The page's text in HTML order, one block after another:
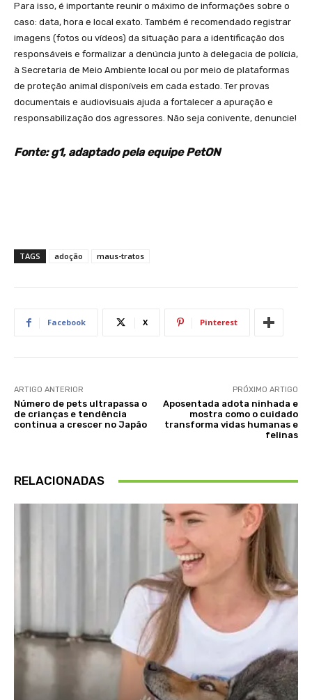
Para isso, é importante reunir o máximo de informações sobre o
caso: data, hora e local exato. Também é recomendado registrar
imagens (fotos ou vídeos) da situação para a identificação dos
responsáveis e formalizar a denúncia junto à delegacia de polícia,
à Secretaria de Meio Ambiente local ou por meio de plataformas
de proteção animal disponíveis em cada estado. Ter provas
documentais e audiovisuais ajuda a fortalecer a apuração e
responsabilização dos agressores. Não seja conivente, denuncie!
Fonte: g1, adaptado pela equipe PetON
TAGS adoção maus-tratos
Facebook X Pinterest
ARTIGO ANTERIOR
Número de pets ultrapassa o
de crianças e tendência
continua a crescer no Japão
PRÓXIMO ARTIGO
Aposentada adota ninhada e
mostra como o cuidado
transforma vidas humanas e
felinas
RELACIONADAS